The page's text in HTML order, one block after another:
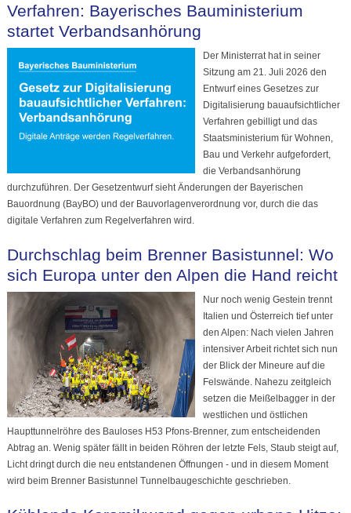
Verfahren: Bayerisches Bauministerium
startet Verbandsanhörung
Der Ministerrat hat in seiner
Sitzung am 21. Juli 2026 den
Entwurf eines Gesetzes zur
Digitalisierung bauaufsichtlicher
Verfahren gebilligt und das
Staatsministerium für Wohnen,
Bau und Verkehr aufgefordert,
die Verbandsanhörung
durchzuführen. Der Gesetzentwurf sieht Änderungen der Bayerischen
Bauordnung (BayBO) und der Bauvorlagenverordnung vor, durch die das
digitale Verfahren zum Regelverfahren wird.
Durchschlag beim Brenner Basistunnel: Wo
sich Europa unter den Alpen die Hand reicht
Nur noch wenig Gestein trennt
Italien und Österreich tief unter
den Alpen: Nach vielen Jahren
intensiver Arbeit richtet sich nun
der Blick der Mineure auf die
Felswände. Nahezu zeitgleich
setzen die Meißelbagger in der
westlichen und östlichen
Haupttunnelröhre des Bauloses H53 Pfons-Brenner, zum entscheidenden
Abtrag an. Wenig später fällt in beiden Röhren der letzte Fels, Staub steigt auf,
Licht dringt durch die neu entstandenen Öffnungen - und in diesem Moment
wird beim Brenner Basistunnel Tunnelbaugeschichte geschrieben.